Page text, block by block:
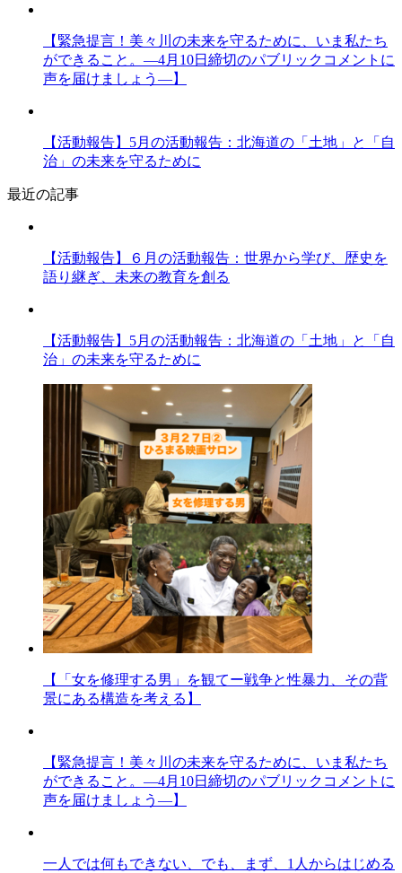
【緊急提言！美々川の未来を守るために、いま私たち
ができること。―4月10日締切のパブリックコメントに
声を届けましょう―】
【活動報告】5月の活動報告：北海道の「土地」と「自
治」の未来を守るために
最近の記事
【活動報告】６月の活動報告：世界から学び、歴史を
語り継ぎ、未来の教育を創る
【活動報告】5月の活動報告：北海道の「土地」と「自
治」の未来を守るために
【「女を修理する男」を観てー戦争と性暴力、その背
景にある構造を考える】
【緊急提言！美々川の未来を守るために、いま私たち
ができること。―4月10日締切のパブリックコメントに
声を届けましょう―】
一人では何もできない、でも、まず、1人からはじめる